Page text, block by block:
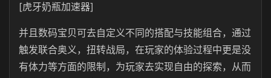
[虎牙奶瓶加速器]
并且数码宝贝可去自定义不同的搭配与技能组合，通过
触发联合奥义，扭转战局，在玩家的体验过程中更是没
有体力等方面的限制，为玩家去实现自由的探索，从而